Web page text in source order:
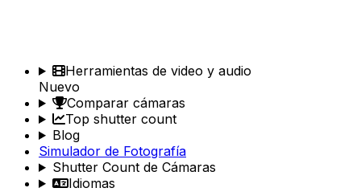
Herramientas de video y audio
Nuevo
Comparar cámaras
Top shutter count
Blog
Simulador de Fotografía
Shutter Count de Cámaras
Idiomas